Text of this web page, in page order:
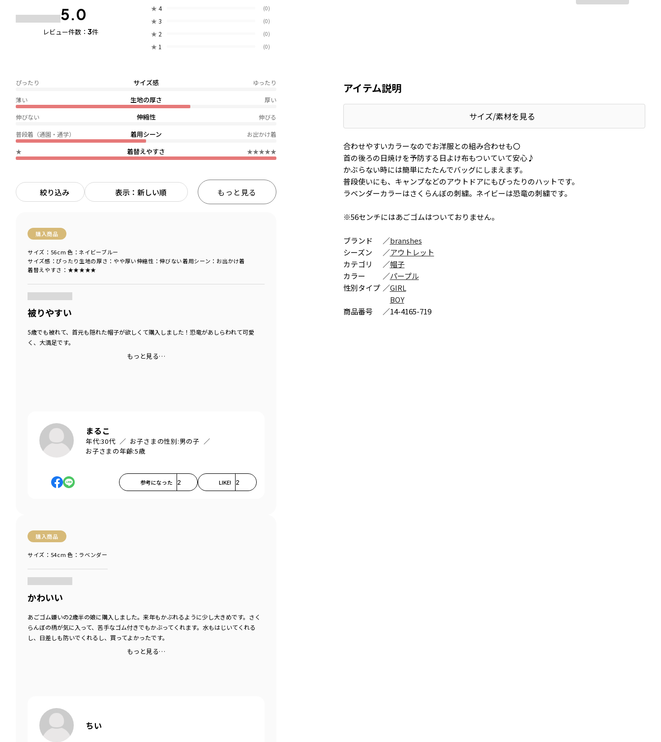
5.0
レビュー件数： 3件
★ 4 (0)
★ 3 (0)
★ 2 (0)
★ 1 (0)
サイズ感
ぴったり ゆったり
生地の厚さ
薄い 厚い
伸縮性
伸びない 伸びる
着用シーン
普段着（通園・通学） お出かけ着
着替えやすさ
★ ★★★★★
絞り込み 表示：新しい順 もっと見る
購入商品
サイズ感 ：ぴったり 生地の厚さ ：やや厚い伸縮性 ：伸びない着用シーン ：お出かけ着
着替えやすさ ：★★★★★
サイズ：56cm 色：ネイビーブルー
被りやすい
5歳でも被れて、首元も隠れた帽子が欲しくて購入しました！恐竜があしらわれて可愛
く、大満足です。
もっと見る…
まるこ
年代:30代 お子さまの性別:男の子
お子さまの年齢:5歳
参考になった 2 LIKE! 2
購入商品
サイズ：54cm 色：ラベンダー
かわいい
あごゴム嫌いの2歳半の娘に購入しました。来年もかぶれるように少し大きめです。さく
らんぼの柄が気に入って、苦手なゴム付きでもかぶってくれます。水もはじいてくれる
し、日差しも防いでくれるし、買ってよかったです。
もっと見る…
ちい
アイテム説明
サイズ/素材を見る
合わせやすいカラーなのでお洋服との組み合わせも〇
首の後ろの日焼けを予防する日よけ布もついていて安心♪
かぶらない時には簡単にたたんでバッグにしまえます。
普段使いにも、キャンプなどのアウトドアにもぴったりのハットです。
ラベンダーカラーはさくらんぼの刺繍。ネイビーは恐竜の刺繍です。
※56センチにはあごゴムはついておりません。
ブランド ／branshes
シーズン
／アウトレット
カテゴリ
／帽子
カラー
／パープル
性別タイプ ／GIRL
BOY
商品番号
／14-4165-719